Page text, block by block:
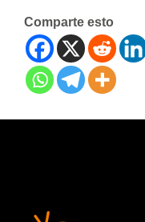
Comparte esto